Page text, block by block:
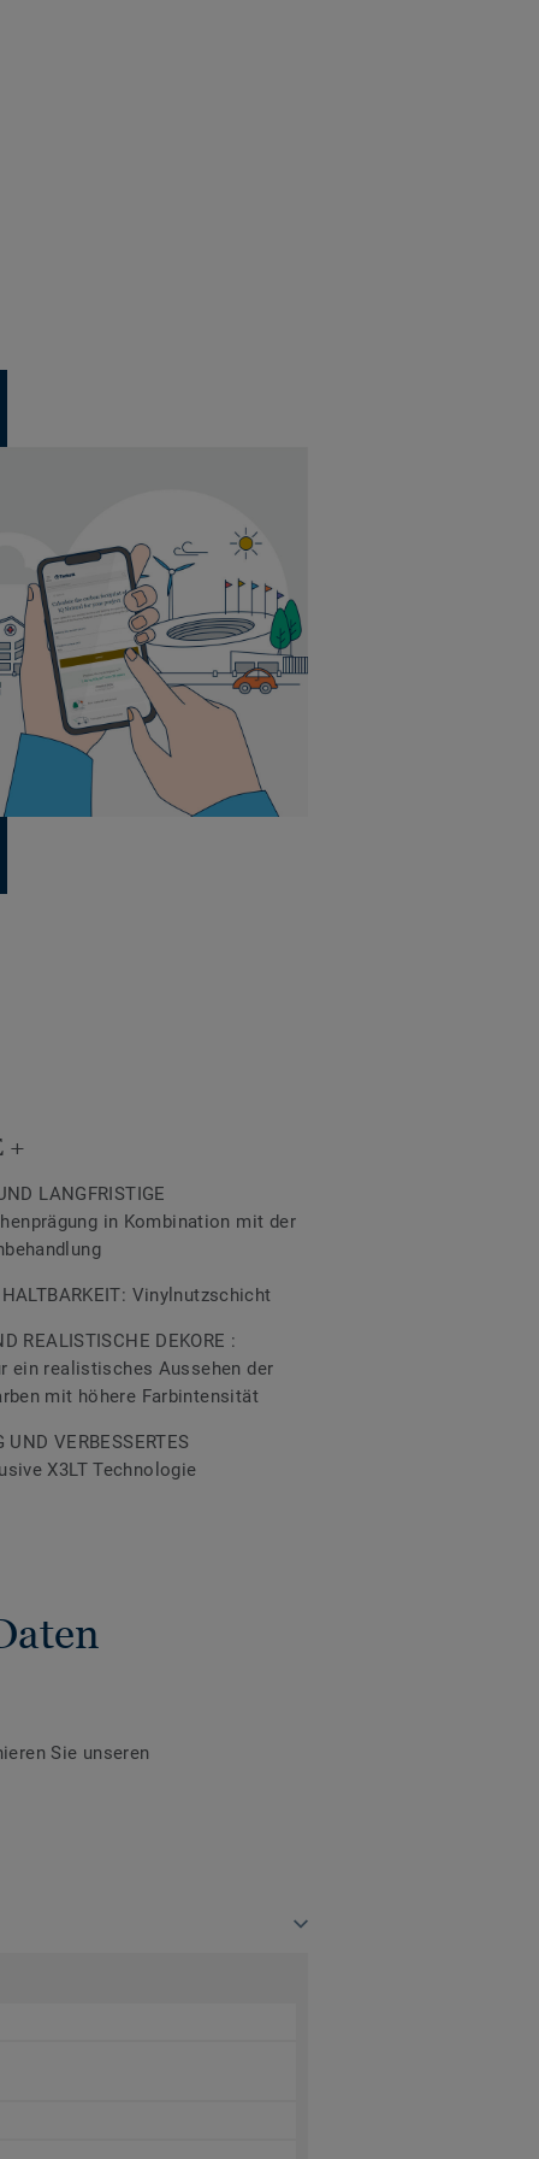
+
LANGFRISTIGE
in Kombination mit der
Vinylnutzschicht
REALISTISCHE DEKORE :
ein realistisches Aussehen der
mit höhere Farbintensität
VERBESSERTES
X3LT Technologie
Sie unseren